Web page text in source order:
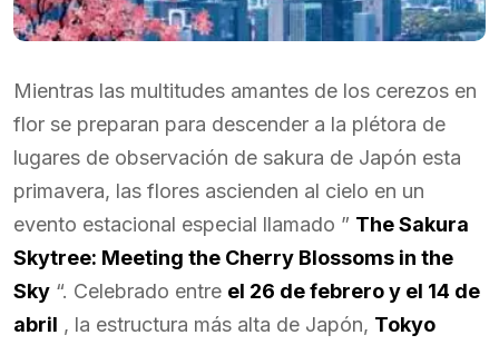
Mientras las multitudes amantes de los cerezos en
flor se preparan para descender a la plétora de
lugares de observación de sakura de Japón esta
primavera, las flores ascienden al cielo en un
evento estacional especial llamado ” The Sakura
Skytree: Meeting the Cherry Blossoms in the
Sky “. Celebrado entre el 26 de febrero y el 14 de
abril , la estructura más alta de Japón, Tokyo